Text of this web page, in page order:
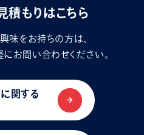
積もりはこちら
味をお持ちの方は、
お問い合わせください。
関する